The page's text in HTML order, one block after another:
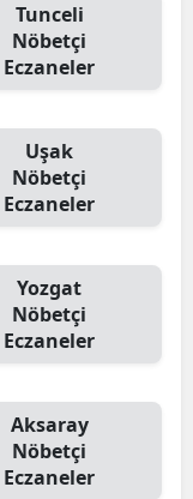
Tunceli
Nöbetçi
Eczaneler
Uşak
Nöbetçi
Eczaneler
Yozgat
Nöbetçi
Eczaneler
Aksaray
Nöbetçi
Eczaneler